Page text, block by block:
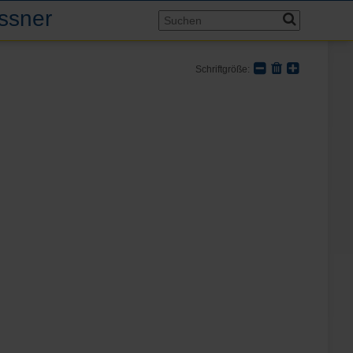
Schriftgröße: